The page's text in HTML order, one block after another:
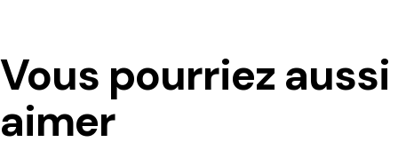
Vous pourriez aussi
aimer